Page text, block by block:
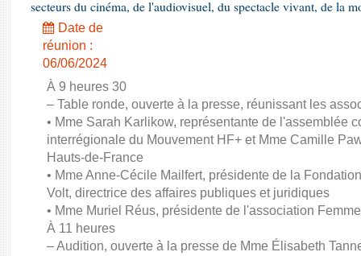
secteurs du cinéma, de l'audiovisuel, du spectacle vivant, de la
Date de
réunion :
06/06/2024
À 9 heures 30
– Table ronde, ouverte à la presse, réunissant les
• Mme Sarah Karlikow, représentante de l'assemblée
interrégionale du Mouvement HF+ et Mme Camille
Hauts-de-France
• Mme Anne-Cécile Mailfert, présidente de la
Volt, directrice des affaires publiques et juridiques
• Mme Muriel Réus, présidente de l'association
À 11 heures
– Audition, ouverte à la presse de Mme Élisabeth